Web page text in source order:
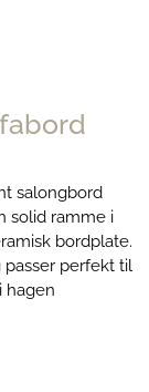
salongbord
solid ramme i
bordplate.
perfekt til
hagen